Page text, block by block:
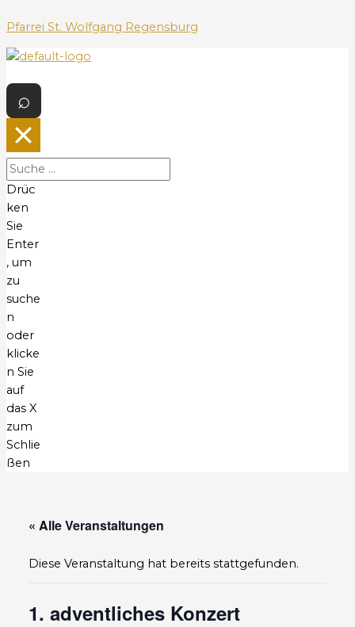
u
m
I
n
a
t
s
p
r
i
n
g
e
n
Pfarrei St. Wolfgang Regensburg
n
ü
Drüc
ken
Sie
Enter
, um
zu
suche
n
oder
klicke
n Sie
auf
das X
zum
Schlie
ßen
« Alle Veranstaltungen
Diese Veranstaltung hat bereits stattgefunden.
1. adventliches Konzert